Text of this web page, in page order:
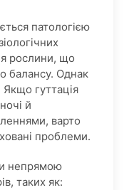
патологією
рослини, що
балансу. Однак
Якщо гуттація
й
варто
проблеми.
непрямою
таких як: